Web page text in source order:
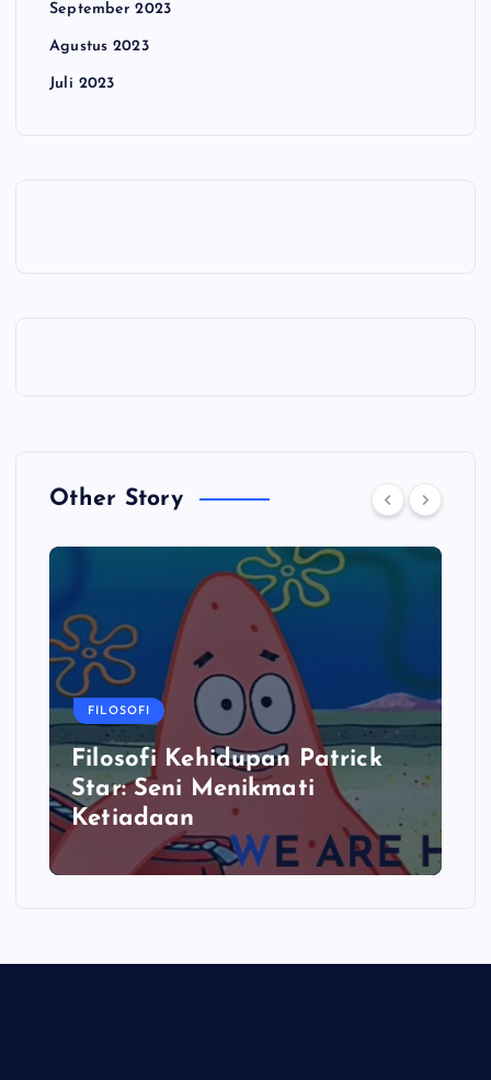
September 2023
Agustus 2023
Juli 2023
Other Story
FILOSOFI
Filosofi Kehidupan Patrick
Star: Seni Menikmati
Ketiadaan